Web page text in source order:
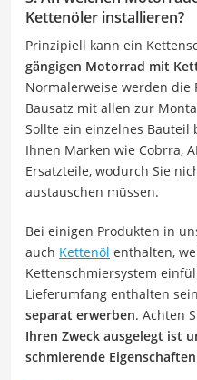
Kettenöler installieren?
Prinzipiell kann ein
gängigen Motorrad mit
Normalerweise werden die
Bausatz mit allen zur
Sollte ein einzelnes
Ihnen Marken wie Cobrra,
Ersatzteile, wodurch Sie
austauschen müssen.
Bei einigen Produkten in
auch Kettenöl enthalten,
Kettenschmiersystem
Lieferumfang enthalten
separat erwerben. Achten
Ihren Zweck ausgelegt ist
schmierende Eigenschaften